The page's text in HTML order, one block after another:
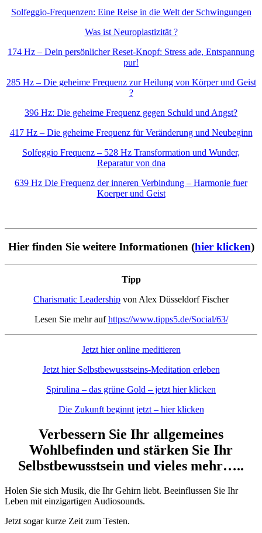
Solfeggio-Frequenzen: Eine Reise in die Welt der Schwingungen
Was ist Neuroplastizität ?
174 Hz – Dein persönlicher Reset-Knopf: Stress ade, Entspannung
pur!
285 Hz – Die geheime Frequenz zur Heilung von Körper und Geist
?
396 Hz: Die geheime Frequenz gegen Schuld und Angst?
417 Hz – Die geheime Frequenz für Veränderung und Neubeginn
Solfeggio Frequenz – 528 Hz Transformation und Wunder,
Reparatur von dna
639 Hz Die Frequenz der inneren Verbindung – Harmonie fuer
Koerper und Geist
Hier finden Sie weitere Informationen (hier klicken)
Tipp
Charismatic Leadership von Alex Düsseldorf Fischer
Lesen Sie mehr aufhttps://www.tipps5.de/Social/63/
Jetzt hier online meditieren
Jetzt hier Selbstbewusstseins-Meditation erleben
Spirulina – das grüne Gold – jetzt hier klicken
Die Zukunft beginnt jetzt – hier klicken
Verbessern Sie Ihr allgemeines
Wohlbefinden und stärken Sie Ihr
Selbstbewusstsein und vieles mehr…..
Holen Sie sich Musik, die Ihr Gehirn liebt. Beeinflussen Sie Ihr
Leben mit einzigartigen Audiosounds.
Jetzt sogar kurze Zeit zum Testen.